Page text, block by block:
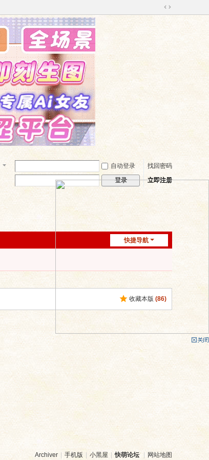
切
自动登录
找回密码
登录 立即注册
快捷导航
收藏本版 (86)
Archiver 手机版 小黑屋 快萌论坛 网站地图